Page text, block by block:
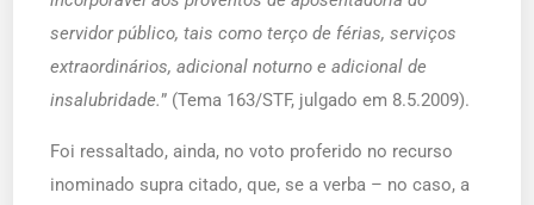
servidor público, tais como terço de férias, serviços
extraordinários, adicional noturno e adicional de
insalubridade.” (Tema 163/STF, julgado em 8.5.2009).
Foi ressaltado, ainda, no voto proferido no recurso
inominado supra citado, que, se a verba – no caso, a